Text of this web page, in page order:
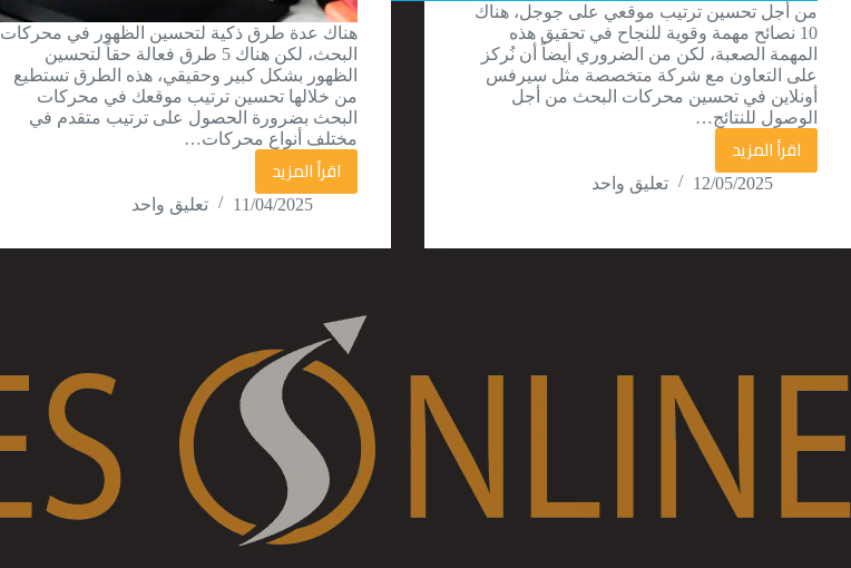
من أجل تحسين ترتيب موقعي على جوجل، هناك
10 نصائح مهمة وقوية للنجاح في تحقيق هذه
المهمة الصعبة، لكن من الضروري أيضاً أن نُركز
على التعاون مع شركة متخصصة مثل سيرفس
أونلاين في تحسين محركات البحث من أجل
الوصول للنتائج…
اقرأ المزيد
كيف
أنجح
نصائح
مهمة
12/05/2025 تعليق واحد
هناك عدة طرق ذكية لتحسين الظهور في محركات
البحث، لكن هناك 5 طرق فعالة حقاً لتحسين
الظهور بشكل كبير وحقيقي، هذه الطرق تستطيع
من خلالها تحسين ترتيب موقعك في محركات
البحث بضرورة الحصول على ترتيب متقدم في
مختلف أنواع محركات…
اقرأ المزيد
5
طرق
ذكية
في
محركات
البحث
لموقعك
الخاص
11/04/2025 تعليق واحد